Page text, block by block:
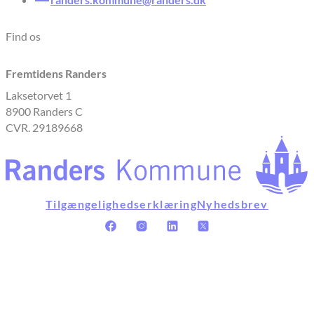
Find os
Fremtidens Randers
Laksetorvet 1
8900 Randers C
CVR. 29189668
TilgængelighedserklæringNyhedsbrev